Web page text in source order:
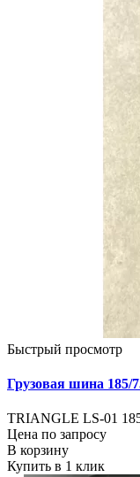
Быстрый просмотр
Грузовая шина 185/
TRIANGLE LS-01
Цена по запросу
В корзину
Купить в 1 клик